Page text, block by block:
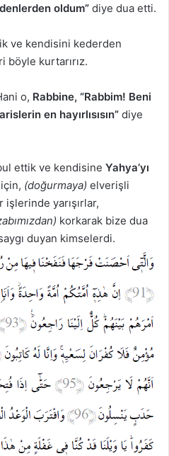
oldum” diye dua etti.
ve kendisini kederden
böyle kurtarırız.
o, Rabbine, “Rabbim! Beni
en hayırlısısın” diye
ettik ve kendisine Yahya’yı
(doğurmaya) elverişli
işlerinde yarışırlar,
korkarak bize dua
duyan kimselerdi.